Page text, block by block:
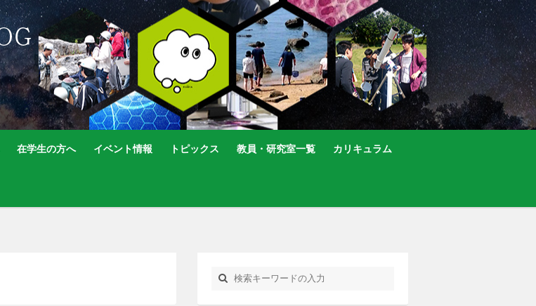
在学生の方へ イベント情報 トピックス 教員・研究室一覧 カリキュラム